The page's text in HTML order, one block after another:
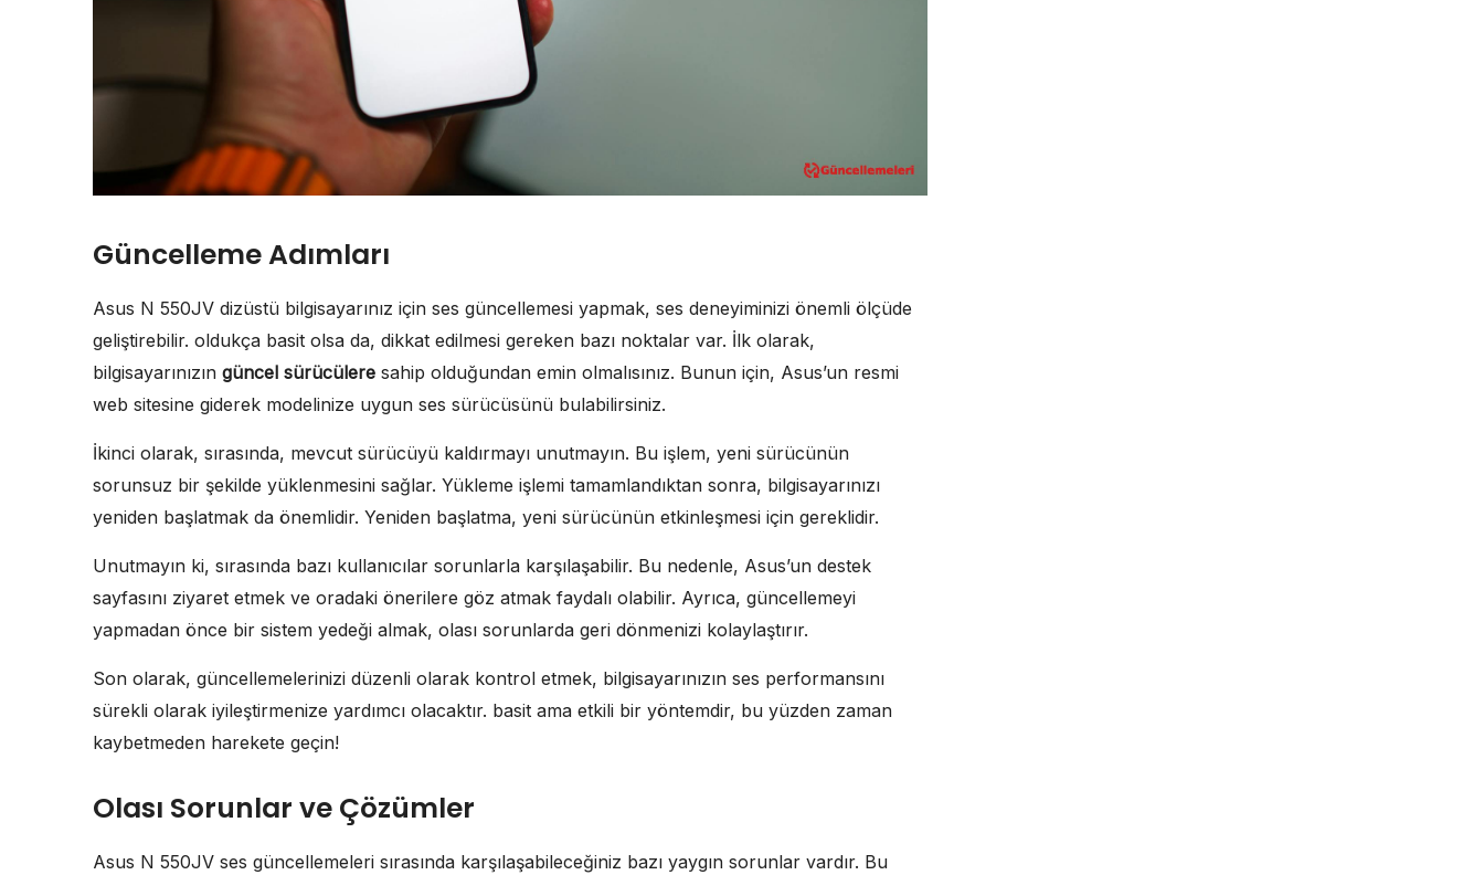
Güncelleme Adımları
Asus N 550JV dizüstü bilgisayarınız için ses güncellemesi yapmak, ses deneyiminizi önemli ölçüde
geliştirebilir. oldukça basit olsa da, dikkat edilmesi gereken bazı noktalar var. İlk olarak,
bilgisayarınızın güncel sürücülere sahip olduğundan emin olmalısınız. Bunun için, Asus’un resmi
web sitesine giderek modelinize uygun ses sürücüsünü bulabilirsiniz.
İkinci olarak, sırasında, mevcut sürücüyü kaldırmayı unutmayın. Bu işlem, yeni sürücünün
sorunsuz bir şekilde yüklenmesini sağlar. Yükleme işlemi tamamlandıktan sonra, bilgisayarınızı
yeniden başlatmak da önemlidir. Yeniden başlatma, yeni sürücünün etkinleşmesi için gereklidir.
Unutmayın ki, sırasında bazı kullanıcılar sorunlarla karşılaşabilir. Bu nedenle, Asus’un destek
sayfasını ziyaret etmek ve oradaki önerilere göz atmak faydalı olabilir. Ayrıca, güncellemeyi
yapmadan önce bir sistem yedeği almak, olası sorunlarda geri dönmenizi kolaylaştırır.
Son olarak, güncellemelerinizi düzenli olarak kontrol etmek, bilgisayarınızın ses performansını
sürekli olarak iyileştirmenize yardımcı olacaktır. basit ama etkili bir yöntemdir, bu yüzden zaman
kaybetmeden harekete geçin!
Olası Sorunlar ve Çözümler
Asus N 550JV ses güncellemeleri sırasında karşılaşabileceğiniz bazı yaygın sorunlar vardır. Bu